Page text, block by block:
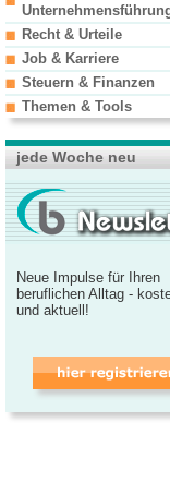
Recht & Urteile
Job & Karriere
Steuern & Finanzen
Themen & Tools
jede Woche neu
Neue Impulse für Ihren
beruflichen Alltag -
und aktuell!